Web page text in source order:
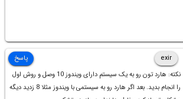
exir
نکته: هارد تون رو به یک سیستم دارای ویندوز 10 وصل و روش اول
را انجام بدید. بعد اگر هارد رو به سیستمی با ویندوز مثلا 8 زدید دیگه
پاسخ